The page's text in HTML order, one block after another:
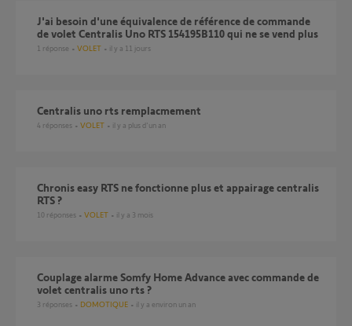
J'ai besoin d'une équivalence de référence de commande
de volet Centralis Uno RTS 154195B110 qui ne se vend plus
1 réponse VOLET il y a 11 jours
centralis uno rts remplacmement
4 réponses VOLET il y a plus d'un an
chronis easy RTS ne fonctionne plus et appairage centralis
RTS ?
10 réponses VOLET il y a 3 mois
Couplage alarme Somfy Home Advance avec commande de
volet centralis uno rts ?
3 réponses DOMOTIQUE il y a environ un an